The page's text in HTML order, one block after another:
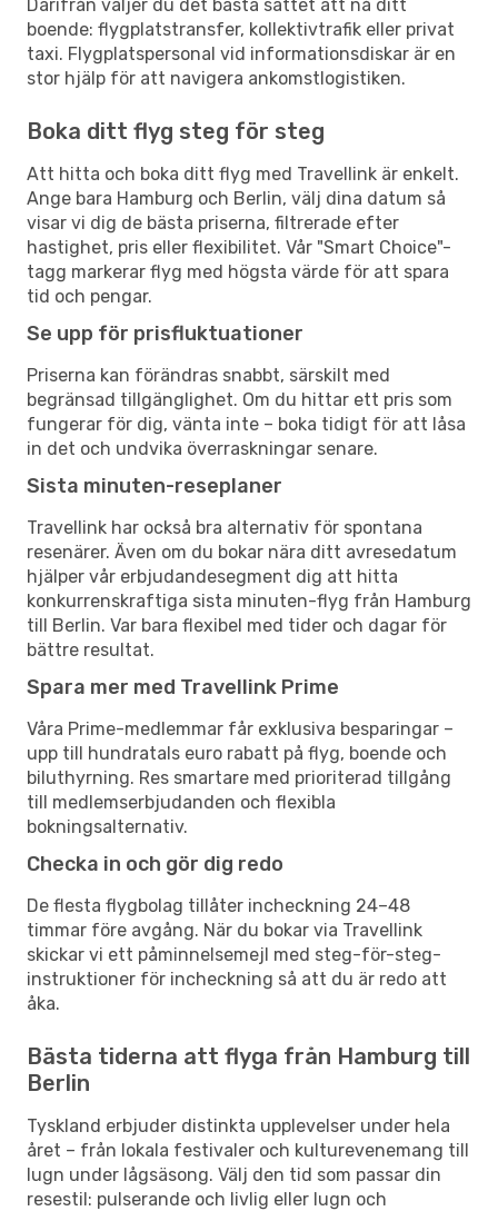
Därifrån väljer du det bästa sättet att nå ditt
boende: flygplatstransfer, kollektivtrafik eller privat
taxi. Flygplatspersonal vid informationsdiskar är en
stor hjälp för att navigera ankomstlogistiken.
Boka ditt flyg steg för steg
Att hitta och boka ditt flyg med Travellink är enkelt.
Ange bara Hamburg och Berlin, välj dina datum så
visar vi dig de bästa priserna, filtrerade efter
hastighet, pris eller flexibilitet. Vår "Smart Choice"-
tagg markerar flyg med högsta värde för att spara
tid och pengar.
Se upp för prisfluktuationer
Priserna kan förändras snabbt, särskilt med
begränsad tillgänglighet. Om du hittar ett pris som
fungerar för dig, vänta inte – boka tidigt för att låsa
in det och undvika överraskningar senare.
Sista minuten-reseplaner
Travellink har också bra alternativ för spontana
resenärer. Även om du bokar nära ditt avresedatum
hjälper vår erbjudandesegment dig att hitta
konkurrenskraftiga sista minuten-flyg från Hamburg
till Berlin. Var bara flexibel med tider och dagar för
bättre resultat.
Spara mer med Travellink Prime
Våra Prime-medlemmar får exklusiva besparingar –
upp till hundratals euro rabatt på flyg, boende och
biluthyrning. Res smartare med prioriterad tillgång
till medlemserbjudanden och flexibla
bokningsalternativ.
Checka in och gör dig redo
De flesta flygbolag tillåter incheckning 24–48
timmar före avgång. När du bokar via Travellink
skickar vi ett påminnelsemejl med steg-för-steg-
instruktioner för incheckning så att du är redo att
åka.
Bästa tiderna att flyga från Hamburg till
Berlin
Tyskland erbjuder distinkta upplevelser under hela
året – från lokala festivaler och kulturevenemang till
lugn under lågsäsong. Välj den tid som passar din
resestil: pulserande och livlig eller lugn och